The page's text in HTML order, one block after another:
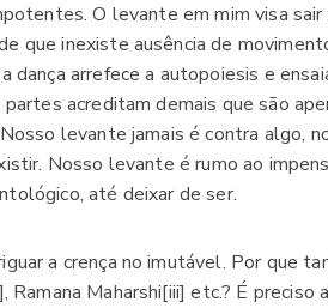
O levante em mim visa
que inexiste ausência de
dança arrefece a autopoiesis e
partes acreditam demais que são
Nosso levante jamais é contra algo,
Nosso levante é rumo ao
até deixar de ser.
a crença no imutável. Por que
Ramana Maharshi[iii] etc.? É